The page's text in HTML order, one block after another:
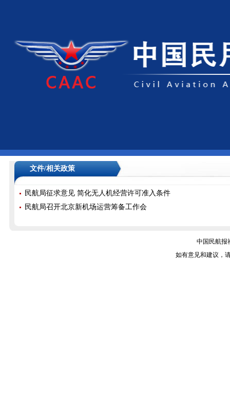
文件/相关政策
民航局征求意见 简化无人机经营许可准入条件
民航局召开北京新机场运营筹备工作会
中国民航报
如有意见和建议，请